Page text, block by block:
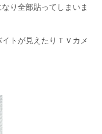
り全部貼ってしまいま
トが見えたりＴＶカメ